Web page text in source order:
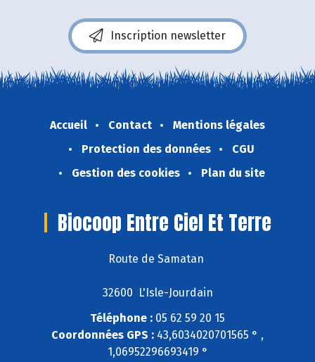
Inscription newsletter
Accueil Contact
Mentions légales
Protection des données
CGU
Gestion des cookies
Plan du site
Biocoop Entre Ciel Et Terre
Route de Samatan
32600 L'Isle-Jourdain
Téléphone : 05 62 59 20 15
Coordonnées GPS : 43,6034020701565 ° ,
1,06952296693419 °